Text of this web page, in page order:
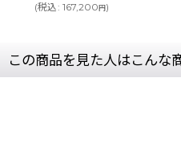
(税込: 167,200円)
この商品を見た人はこんな